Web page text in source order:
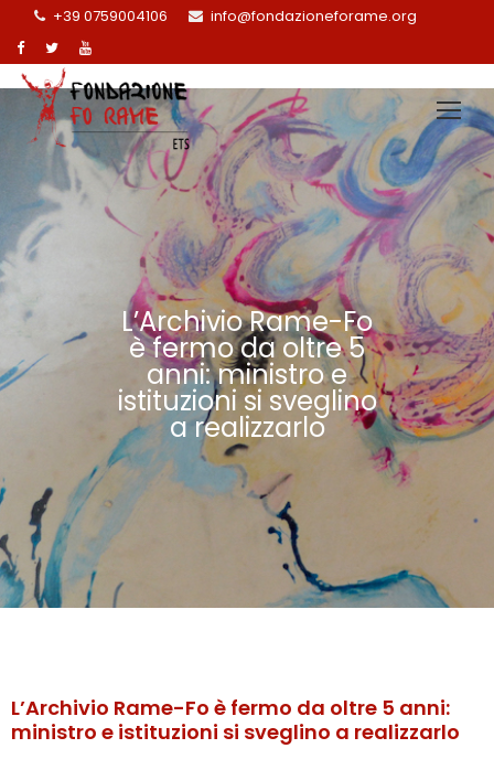
+39 0759004106 info@fondazioneforame.org
L’Archivio Rame-Fo
è fermo da oltre 5
anni: ministro e
istituzioni si sveglino
a realizzarlo
L’Archivio Rame-Fo è fermo da oltre 5 anni:
ministro e istituzioni si sveglino a realizzarlo